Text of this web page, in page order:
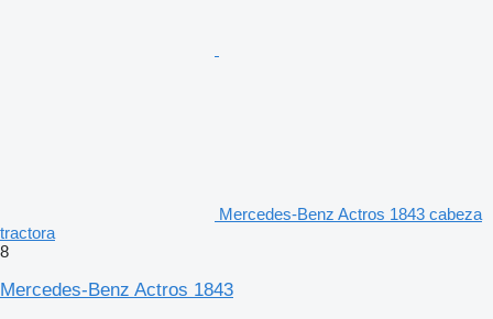
Mercedes-Benz Actros 1843 cabeza
tractora
8
Mercedes-Benz Actros 1843